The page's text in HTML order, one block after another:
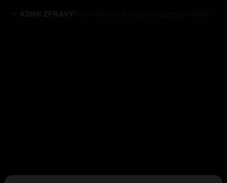
KRIMI ZPRÁVY